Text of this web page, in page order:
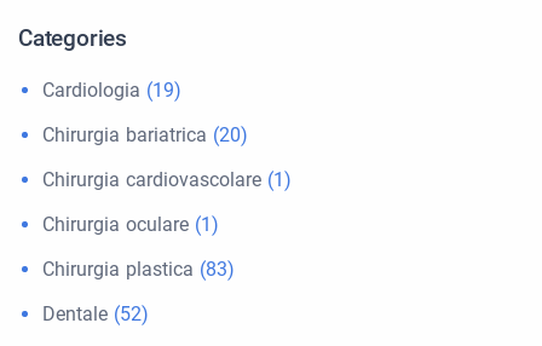
Categories
Cardiologia (19)
Chirurgia bariatrica (20)
Chirurgia cardiovascolare (1)
Chirurgia oculare (1)
Chirurgia plastica (83)
Dentale (52)